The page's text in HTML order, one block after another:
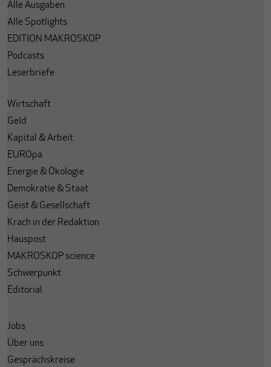
Alle Ausgaben
Alle Spotlights
EDITION MAKROSKOP
Podcasts
Leserbriefe
Wirtschaft
Geld
Kapital & Arbeit
EUROpa
Energie & Ökologie
Demokratie & Staat
Geist & Gesellschaft
Krach in der Redaktion
Hauspost
MAKROSKOP science
Schwerpunkt
Editorial
Jobs
Über uns
Gesprächskreise